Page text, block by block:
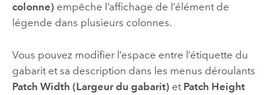
colonne) empêche l’affichage de l’élément de
légende dans plusieurs colonnes.
Vous pouvez modifier l’espace entre l’étiquette du
gabarit et sa description dans les menus déroulants
Patch Width (Largeur du gabarit) et Patch Height